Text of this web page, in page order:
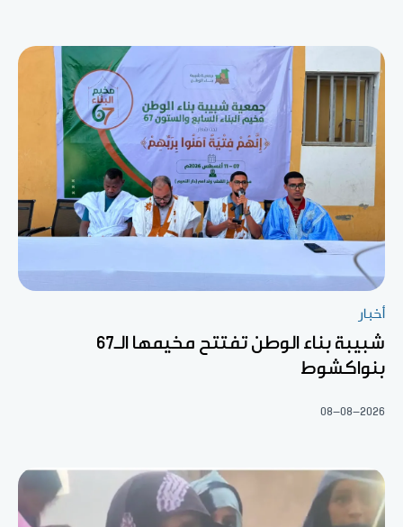
أخبار
شبيبة بناء الوطن تفتتح مخيمها الـ67
بنواكشوط
08-08-2026